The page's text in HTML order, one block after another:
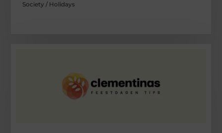
Society / Holidays